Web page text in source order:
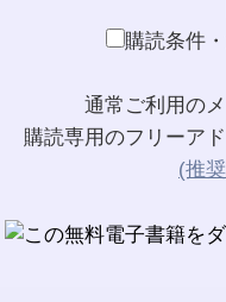
購読条件
通常ご利用の
購読専用のフリーア
(推